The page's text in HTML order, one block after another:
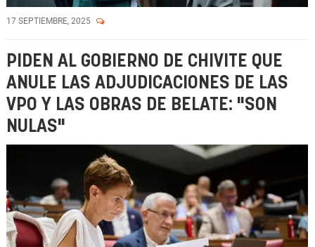
17 SEPTIEMBRE, 2025
PIDEN AL GOBIERNO DE CHIVITE QUE
ANULE LAS ADJUDICACIONES DE LAS
VPO Y LAS OBRAS DE BELATE: "SON
NULAS"